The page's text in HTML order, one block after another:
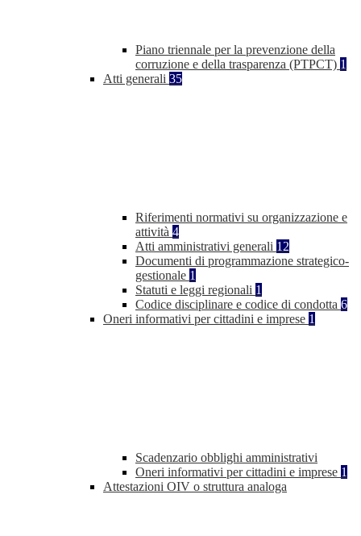
Piano triennale per la prevenzione della
corruzione e della trasparenza (PTPCT) 1
Atti generali 35
Riferimenti normativi su organizzazione e
attività 4
Atti amministrativi generali 12
Documenti di programmazione strategico-
gestionale 1
Statuti e leggi regionali 1
Codice disciplinare e codice di condotta 6
Oneri informativi per cittadini e imprese 1
Scadenzario obblighi amministrativi
Oneri informativi per cittadini e imprese 1
Attestazioni OIV o struttura analoga